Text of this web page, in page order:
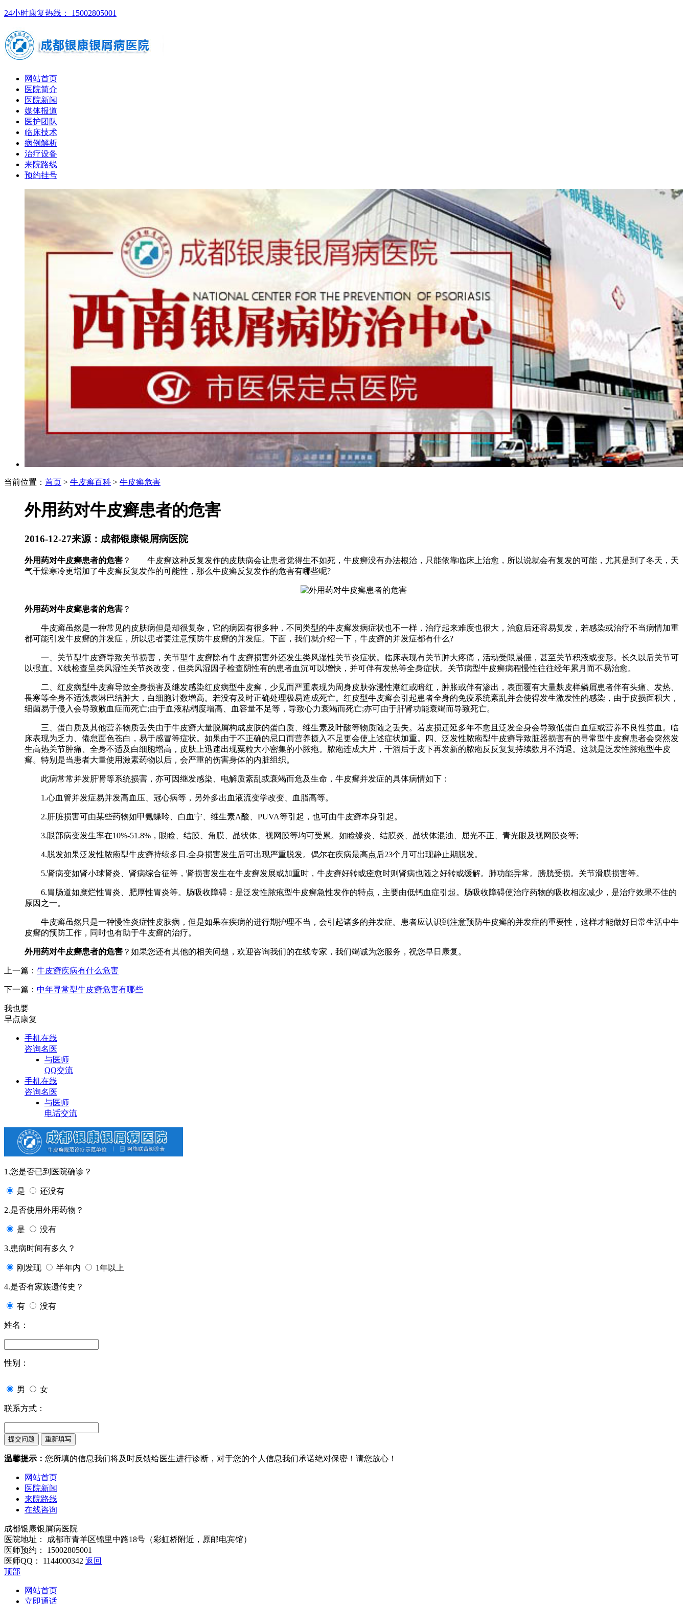
24小时康复热线： 15002805001
网站首页
医院简介
医院新闻
媒体报道
医护团队
临床技术
病例解析
治疗设备
来院路线
预约挂号
当前位置： 首页 > 牛皮癣百科 > 牛皮癣危害
外用药对牛皮癣患者的危害
2016-12-27来源：成都银康银屑病医院
外用药对牛皮癣患者的危害 ？ 牛皮癣这种反复发作的皮肤病会让患者觉得生不如死，牛皮癣没有办法根治，只能依靠临床上治愈，所以说就会有复发的可能，尤其是到了冬天，天
气干燥寒冷更增加了牛皮癣反复发作的可能性，那么牛皮癣反复发作的危害有哪些呢?
外用药对牛皮癣患者的危害 ？
牛皮癣虽然是一种常见的皮肤病但是却很复杂，它的病因有很多种，不同类型的牛皮癣发病症状也不一样，治疗起来难度也很大，治愈后还容易复发，若感染或治疗不当病情加重
都可能引发牛皮癣的并发症，所以患者要注意预防牛皮癣的并发症。下面，我们就介绍一下，牛皮癣的并发症都有什么?
一、关节型牛皮癣导致关节损害，关节型牛皮癣除有牛皮癣损害外还发生类风湿性关节炎症状。临床表现有关节肿大疼痛，活动受限晨僵，甚至关节积液或变形。长久以后关节可
以强直。X线检查呈类风湿性关节炎改变，但类风湿因子检查阴性有的患者血沉可以增快，并可伴有发热等全身症状。关节病型牛皮癣病程慢性往往经年累月而不易治愈。
二、红皮病型牛皮癣导致全身损害及继发感染红皮病型牛皮癣，少见而严重表现为周身皮肤弥漫性潮红或暗红，肿胀或伴有渗出，表面覆有大量麸皮样鳞屑患者伴有头痛、发热、
畏寒等全身不适浅表淋巴结肿大，白细胞计数增高。若没有及时正确处理极易造成死亡。红皮型牛皮癣会引起患者全身的免疫系统紊乱并会使得发生激发性的感染，由于皮损面积大，
细菌易于侵入会导致败血症而死亡;由于血液粘稠度增高、血容量不足等，导致心力衰竭而死亡;亦可由于肝肾功能衰竭而导致死亡。
三、蛋白质及其他营养物质丢失由于牛皮癣大量脱屑构成皮肤的蛋白质、维生素及叶酸等物质随之丢失。若皮损迁延多年不愈且泛发全身会导致低蛋白血症或营养不良性贫血。临
床表现为乏力、倦怠面色苍白，易于感冒等症状。如果由于不正确的忌口而营养摄入不足更会使上述症状加重。四、泛发性脓疱型牛皮癣导致脏器损害有的寻常型牛皮癣患者会突然发
生高热关节肿痛、全身不适及白细胞增高，皮肤上迅速出现粟粒大小密集的小脓疱。脓疱连成大片，干涸后于皮下再发新的脓疱反反复复持续数月不消退。这就是泛发性脓疱型牛皮
癣。特别是当患者大量使用激素药物以后，会严重的伤害身体的内脏组织。
此病常常并发肝肾等系统损害，亦可因继发感染、电解质紊乱或衰竭而危及生命，牛皮癣并发症的具体病情如下：
1.心血管并发症易并发高血压、冠心病等，另外多出血液流变学改变、血脂高等。
2.肝脏损害可由某些药物如甲氨蝶呤、白血宁、维生素A酸、PUVA等引起，也可由牛皮癣本身引起。
3.眼部病变发生率在10%-51.8%，眼睑、结膜、角膜、晶状体、视网膜等均可受累。如睑缘炎、结膜炎、晶状体混浊、屈光不正、青光眼及视网膜炎等;
4.脱发如果泛发性脓疱型牛皮癣持续多日.全身损害发生后可出现严重脱发。偶尔在疾病最高点后23个月可出现静止期脱发。
5.肾病变如肾小球肾炎、肾病综合征等，肾损害发生在牛皮癣发展或加重时，牛皮癣好转或痊愈时则肾病也随之好转或缓解。肺功能异常。膀胱受损。关节滑膜损害等。
6.胃肠道如糜烂性胃炎、肥厚性胃炎等。肠吸收障碍：是泛发性脓疱型牛皮癣急性发作的特点，主要由低钙血症引起。肠吸收障碍使治疗药物的吸收相应减少，是治疗效果不佳的
原因之一。
牛皮癣虽然只是一种慢性炎症性皮肤病，但是如果在疾病的进行期护理不当，会引起诸多的并发症。患者应认识到注意预防牛皮癣的并发症的重要性，这样才能做好日常生活中牛
皮癣的预防工作，同时也有助于牛皮癣的治疗。
外用药对牛皮癣患者的危害 ？如果您还有其他的相关问题，欢迎咨询我们的在线专家，我们竭诚为您服务，祝您早日康复。
上一篇： 牛皮癣疾病有什么危害
下一篇： 中年寻常型牛皮癣危害有哪些
我也要
早点康复
手机在线
咨询名医
与医师
QQ交流
手机在线
咨询名医
与医师
电话交流
1.您是否已到医院确诊？
是 还没有
2.是否使用外用药物？
是 没有
3.患病时间有多久？
刚发现 半年内 1年以上
4.是否有家族遗传史？
有 没有
姓名：
性别：
男 女
联系方式：
温馨提示： 您所填的信息我们将及时反馈给医生进行诊断，对于您的个人信息我们承诺绝对保密！请您放心！
网站首页
医院新闻
来院路线
在线咨询
成都银康银屑病医院
医院地址： 成都市青羊区锦里中路18号（彩虹桥附近，原邮电宾馆）
医师预约： 15002805001
医师QQ： 1144000342 返回
顶部
网站首页
立即通话